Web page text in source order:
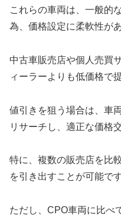
これらの車両は、一般的
為、価格設定に柔軟性が
中古車販売店や個人売買
ィーラーよりも低価格で
値引きを狙う場合は、車
リサーチし、適正な価格
特に、複数の販売店を比
を引き出すことが可能です
ただし、CPO車両に比べ